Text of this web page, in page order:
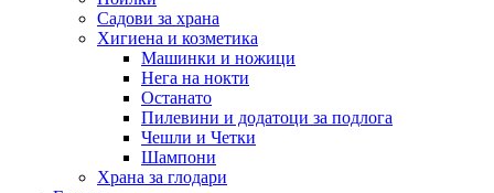
Садови за храна
Хигиена и козметика
Машинки и ножици
Нега на нокти
Останато
Пилевини и додатоци за подлога
Чешли и Четки
Шампони
Храна за глодари